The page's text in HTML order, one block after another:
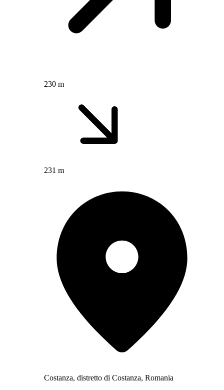
230 m
231 m
Costanza, distretto di Costanza, Romania